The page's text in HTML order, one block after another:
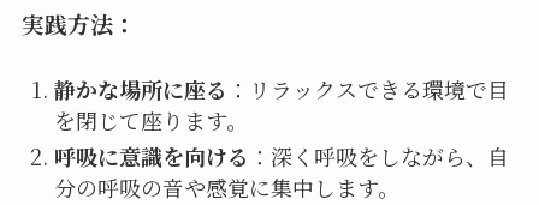
実践方法：
静かな場所に座る ：リラックスできる環境で目
を閉じて座ります。
呼吸に意識を向ける ：深く呼吸をしながら、自
分の呼吸の音や感覚に集中します。